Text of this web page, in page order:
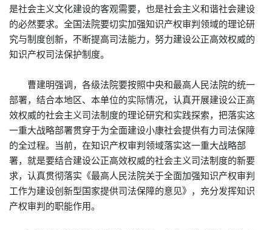
是社会主义文化建设的客观需要，也是社会主义和谐社会建设
的必然要求。全国法院要切实加强知识产权审判领域的理论研
究与制度创新，不断提高司法能力，努力建设公正高效权威的
知识产权司法保护制度。
曹建明强调，各级法院要按照中央和最高人民法院的统一
部署，结合本地区、本单位的实际情况，认真开展建设公正高
效权威的社会主义司法制度的理论研究和实践探索，把落实这
一重大战略部署贯穿于为全面建设小康社会提供有力司法保障
的全过程。当前，在知识产权审判领域落实这一重大战略部
署，就是要结合建设公正高效权威的社会主义司法制度的新要
求，认真贯彻落实《最高人民法院关于全面加强知识产权审判
工作为建设创新型国家提供司法保障的意见》，充分发挥知识
产权审判的职能作用。